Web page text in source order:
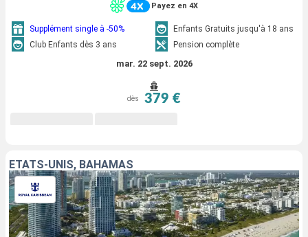
Payez en 4X
Supplément single à -50%
Enfants Gratuits jusqu'à 18 ans
Club Enfants dès 3 ans
Pension complète
mar. 22 sept. 2026
dès 379 €
ÉTATS-UNIS, BAHAMAS